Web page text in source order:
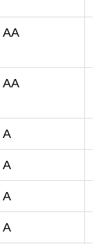
AA
AA
A
A
A
A